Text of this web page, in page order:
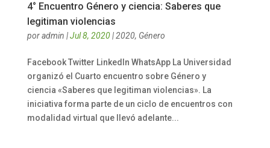
4° Encuentro Género y ciencia: Saberes que
legitiman violencias
poradmin |Jul 8, 2020|2020, Género
Facebook Twitter LinkedIn WhatsApp La Universidad
organizó el Cuarto encuentro sobre Género y
ciencia «Saberes que legitiman violencias». La
iniciativa forma parte de un ciclo de encuentros con
modalidad virtual que llevó adelante...